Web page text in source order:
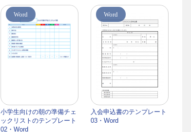
Word
小学生向けの朝の準備チェ
ックリストのテンプレート
02・Word
Word
入会申込書のテンプレート
03・Word